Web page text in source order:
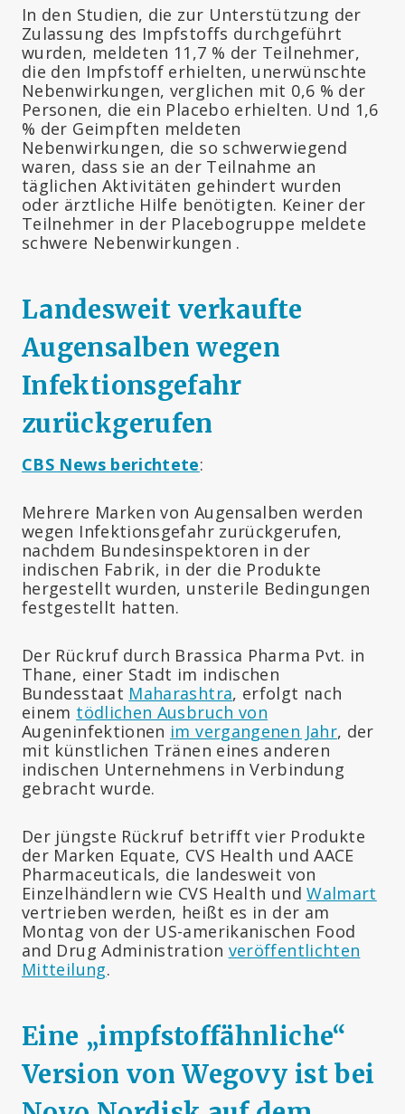
In den Studien, die zur Unterstützung der
Zulassung des Impfstoffs durchgeführt
wurden, meldeten 11,7 % der Teilnehmer,
die den Impfstoff erhielten, unerwünschte
Nebenwirkungen, verglichen mit 0,6 % der
Personen, die ein Placebo erhielten. Und 1,6
% der Geimpften meldeten
Nebenwirkungen, die so schwerwiegend
waren, dass sie an der Teilnahme an
täglichen Aktivitäten gehindert wurden
oder ärztliche Hilfe benötigten. Keiner der
Teilnehmer in der Placebogruppe meldete
schwere Nebenwirkungen .
Landesweit verkaufte
Augensalben wegen
Infektionsgefahr
zurückgerufen
CBS News berichtete:
Mehrere Marken von Augensalben werden
wegen Infektionsgefahr zurückgerufen,
nachdem Bundesinspektoren in der
indischen Fabrik, in der die Produkte
hergestellt wurden, unsterile Bedingungen
festgestellt hatten.
Der Rückruf durch Brassica Pharma Pvt. in
Thane, einer Stadt im indischen
Bundesstaat Maharashtra, erfolgt nach
einem tödlichen Ausbruch von
Augeninfektionen im vergangenen Jahr, der
mit künstlichen Tränen eines anderen
indischen Unternehmens in Verbindung
gebracht wurde.
Der jüngste Rückruf betrifft vier Produkte
der Marken Equate, CVS Health und AACE
Pharmaceuticals, die landesweit von
Einzelhändlern wie CVS Health undWalmart
vertrieben werden, heißt es in der am
Montag von der US-amerikanischen Food
and Drug Administration veröffentlichten
Mitteilung.
Eine „impfstoffähnliche“
Version von Wegovy ist bei